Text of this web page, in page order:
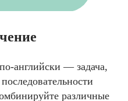
английски — задача,
различные